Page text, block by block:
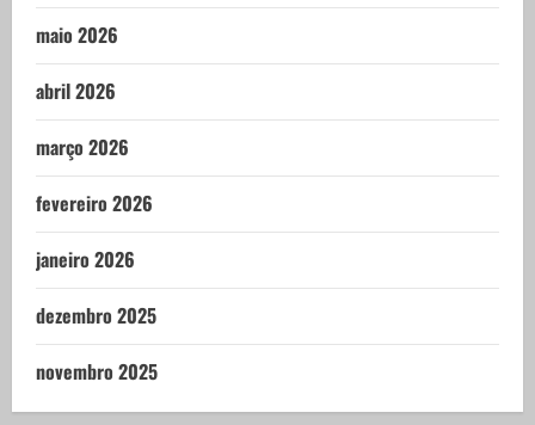
maio 2026
abril 2026
março 2026
fevereiro 2026
janeiro 2026
dezembro 2025
novembro 2025